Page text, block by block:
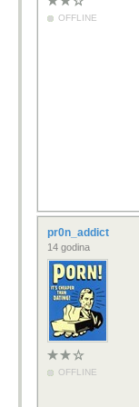
OFFLINE
pr0n_addict
14 godina
OFFLINE